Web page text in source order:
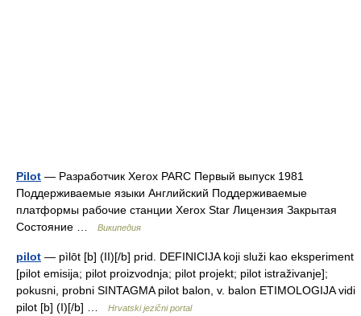
Pilot — Разработчик Xerox PARC Первый выпуск 1981
Поддерживаемые языки Английский Поддерживаемые
платформы рабочие станции Xerox Star Лицензия Закрытая
Состояние …
Википедия
pilot — pìlōt [b] (II)[/b] prid. DEFINICIJA koji služi kao eksperiment
[pilot emisija; pilot proizvodnja; pilot projekt; pilot istraživanje];
pokusni, probni SINTAGMA pilot balon, v. balon ETIMOLOGIJA vidi
pilot [b] (I)[/b] …
Hrvatski jezični portal